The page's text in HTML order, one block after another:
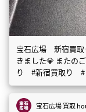
宝石広場 新宿買取
きました💎 またの
り #新宿買取り #
宝石広場 買取